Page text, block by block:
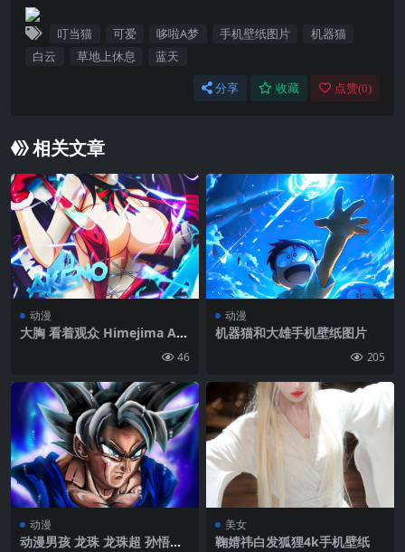
叮当猫 可爱 哆啦A梦 手机壁纸图片
机器猫
白云
草地上休息 蓝天
分享 收藏 点赞(0)
相关文章
动漫
大胸 看着观众 Himejima Ak
肖像展示 手套 圣诞服 圣诞节46
动漫
机器猫和大雄手机壁纸图片
205
动漫
动漫男孩 龙珠 龙珠超 孙悟空
美女
鞠婧祎白发狐狸4k手机壁纸